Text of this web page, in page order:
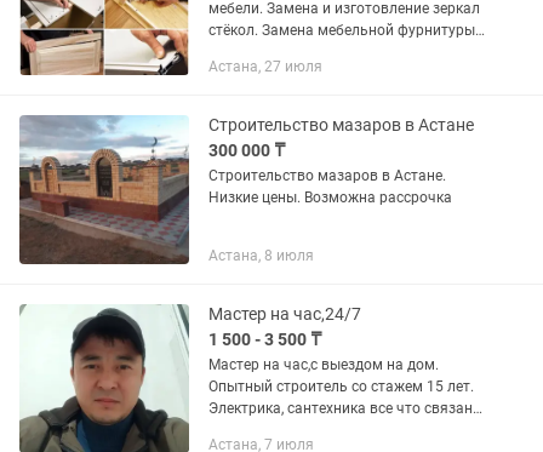
мебели. Замена и изготовление зеркал
стёкол. Замена мебельной фурнитуры,
столешниц и недостающих деталей.
Астана, 27 июля
Строительство мазаров в Астане
300 000 ₸
Строительство мазаров в Астане.
Низкие цены. Возможна рассрочка
Астана, 8 июля
Мастер на час,24/7
1 500 - 3 500 ₸
Мастер на час,с выездом на дом.
Опытный строитель со стажем 15 лет.
Электрика, сантехника все что связано
Астана, 7 июля